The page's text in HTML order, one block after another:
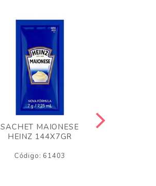
SACHET MAIONESE
HEINZ 144X7GR
Código: 61403